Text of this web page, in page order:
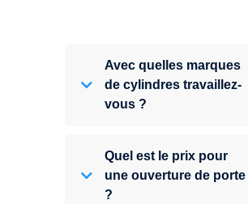
Avec quelles marques
de cylindres travaillez-
vous ?
Quel est le prix pour
une ouverture de porte
?